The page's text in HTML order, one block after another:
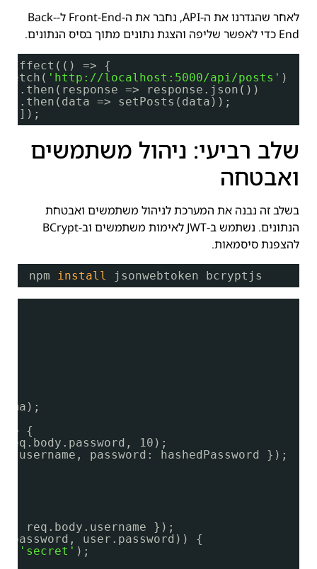
לאחר שהגדרנו את ה-API, נחבר את ה-Front-End ל-Back-
End כדי לאפשר שליפה והצגת נתונים מתוך בסיס הנתונים.
=> {
fetch( ' http://localhost:5000/api/posts ' )
.then(response => response.json())
.then(data => setPosts(data));
[]);
שלב רביעי: ניהול משתמשים
ואבטחה
בשלב זה נבנה את המערכת לניהול משתמשים ואבטחת
הנתונים. נשתמש ב-JWT לאימות משתמשים וב-BCrypt
להצפנת סיסמאות.
npm install jsonwebtoken bcryptjs
{
10);
password: hashedPassword });
req.body.username });
user.password)) {
'secret' );